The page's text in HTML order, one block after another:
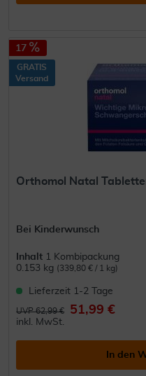
17
GRATIS
Versand
Orthomol Natal
Bei Kinderwunsch
Inhalt 1 Kombipackung
0.153 kg (339,80 € / 1 kg)
Lieferzeit 1-2 Tage
UVP 62,99 € 51,99 €
inkl. MwSt.
In den